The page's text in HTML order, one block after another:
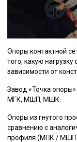
Опоры контактной
того, какую
зависимости от
Завод «Точка
МГК, МШП, МШК.
Опоры из гнутого
сравнению с
профиля (МПК /